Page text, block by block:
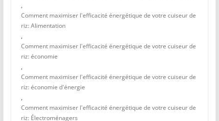
,
Comment maximiser l'efficacité énergétique de votre cuiseur de
riz: Alimentation
,
Comment maximiser l'efficacité énergétique de votre cuiseur de
riz: économie
,
Comment maximiser l'efficacité énergétique de votre cuiseur de
riz: économie d'énergie
,
Comment maximiser l'efficacité énergétique de votre cuiseur de
riz: Électroménagers